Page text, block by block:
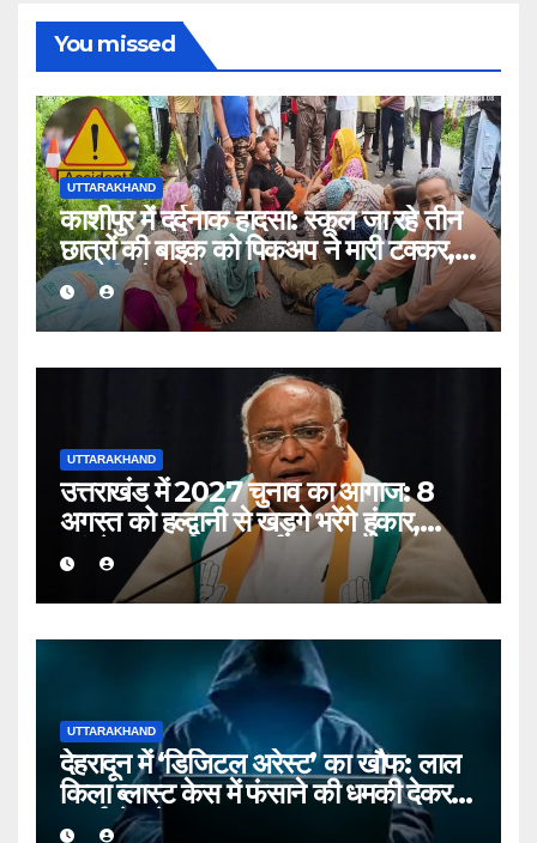
You missed
UTTARAKHAND
काशीपुर में दर्दनाक हादसा: स्कूल जा रहे तीन
छात्रों की बाइक को पिकअप ने मारी टक्कर,
एक की मौत, दो घायल
UTTARAKHAND
उत्तराखंड में 2027 चुनाव का आगाज: 8
अगस्त को हल्द्वानी से खड़गे भरेंगे हुंकार,
कांग्रेस का शक्ति प्रदर्शन
UTTARAKHAND
देहरादून में ‘डिजिटल अरेस्ट’ का खौफ: लाल
किला ब्लास्ट केस में फंसाने की धमकी देकर
बुजुर्ग से ठगे ₹13 लाख